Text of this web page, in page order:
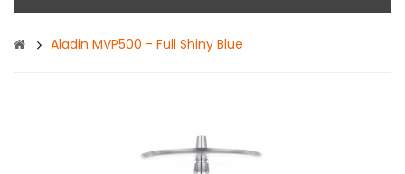
Aladin MVP500 - Full Shiny Blue